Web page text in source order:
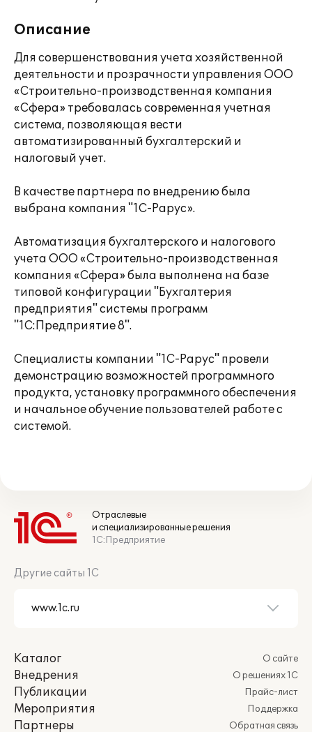
Описание
Для совершенствования учета хозяйственной
деятельности и прозрачности управления ООО
«Строительно-производственная компания
«Сфера» требовалась современная учетная
система, позволяющая вести
автоматизированный бухгалтерский и
налоговый учет.
В качестве партнера по внедрению была
выбрана компания "1С-Рарус».
Автоматизация бухгалтерского и налогового
учета ООО «Строительно-производственная
компания «Сфера» была выполнена на базе
типовой конфигурации "Бухгалтерия
предприятия" системы программ
"1С:Предприятие 8".
Специалисты компании "1С-Рарус" провели
демонстрацию возможностей программного
продукта, установку программного обеспечения
и начальное обучение пользователей работе с
системой.
Отраслевые
и специализированные решения
1С:Предприятие
Другие сайты 1С
Каталог
Внедрения
Публикации
Мероприятия
Партнеры
О сайте
О решениях 1С
Прайс-лист
Поддержка
Обратная связь